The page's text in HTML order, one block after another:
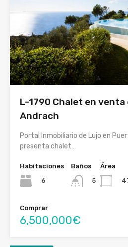
L-1790 Chalet en
Andrach
Portal Inmobiliario de Lujo en
presenta chalet…
Habitaciones
6
Baños
5
Área
Comprar
6,500,000€